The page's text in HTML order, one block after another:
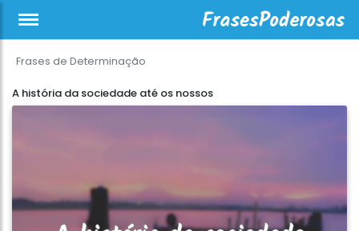
Frases de Determinação
A história da sociedade até os nossos